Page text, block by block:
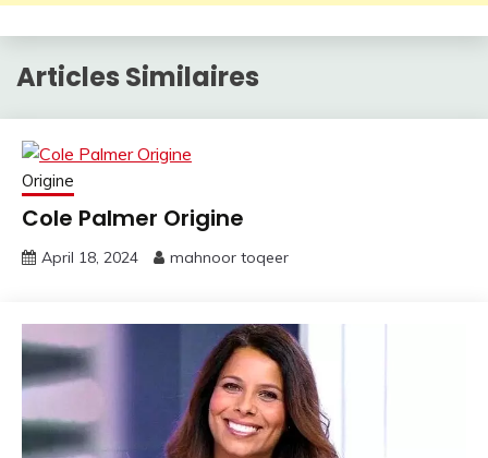
Articles Similaires
Origine
Cole Palmer Origine
April 18, 2024 mahnoor toqeer